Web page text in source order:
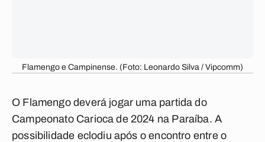
Flamengo e Campinense. (Foto: Leonardo Silva / Vipcomm)
O Flamengo deverá jogar uma partida do
Campeonato Carioca de 2024 na Paraíba. A
possibilidade eclodiu após o encontro entre o